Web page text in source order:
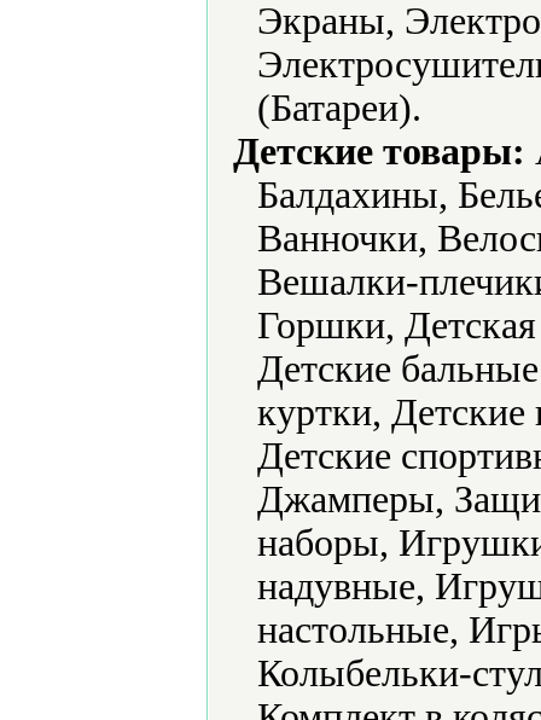
Экраны,
(Батареи).
Детские товары:
Балдахины,
Ванночки,
Вешалки-
Горшки,
Детские
куртки, Детские
Детские
Джамперы,
наборы,
надувные,
настольные,
Колыбельки-